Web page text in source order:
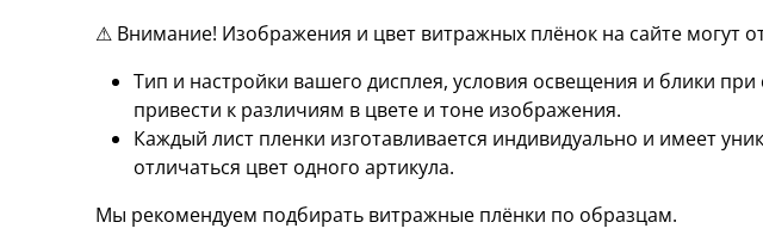
⚠ Внимание! Изображения и цвет витражных плёнок на сайте могут
Тип и настройки вашего дисплея, условия освещения и блики
привести к различиям в цвете и тоне изображения.
Каждый лист пленки изготавливается индивидуально и имеет
отличаться цвет одного артикула.
Мы рекомендуем подбирать витражные плёнки по образцам.